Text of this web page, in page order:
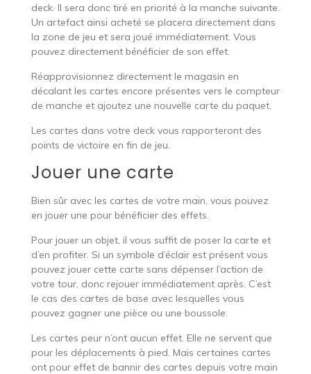
deck. Il sera donc tiré en priorité à la manche suivante.
Un artefact ainsi acheté se placera directement dans
la zone de jeu et sera joué immédiatement. Vous
pouvez directement bénéficier de son effet.
Réapprovisionnez directement le magasin en
décalant les cartes encore présentes vers le compteur
de manche et ajoutez une nouvelle carte du paquet.
Les cartes dans votre deck vous rapporteront des
points de victoire en fin de jeu.
Jouer une carte
Bien sûr avec les cartes de votre main, vous pouvez
en jouer une pour bénéficier des effets.
Pour jouer un objet, il vous suffit de poser la carte et
d’en profiter. Si un symbole d’éclair est présent vous
pouvez jouer cette carte sans dépenser l’action de
votre tour, donc rejouer immédiatement après. C’est
le cas des cartes de base avec lesquelles vous
pouvez gagner une pièce ou une boussole.
Les cartes peur n’ont aucun effet. Elle ne servent que
pour les déplacements à pied. Mais certaines cartes
ont pour effet de bannir des cartes depuis votre main